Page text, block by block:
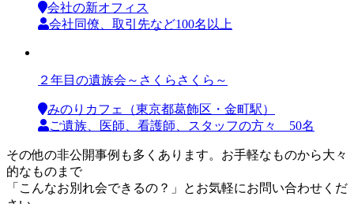
会社の新オフィス
会社同僚、取引先など100名以上
２年目の遺族会～さくらさくら～
みのりカフェ（東京都葛飾区・金町駅）
ご遺族、医師、看護師、スタッフの方々 50名
その他の非公開事例も多くあります。お手軽なものから大々
的なものまで
「こんなお別れ会できるの？」とお気軽にお問い合わせくだ